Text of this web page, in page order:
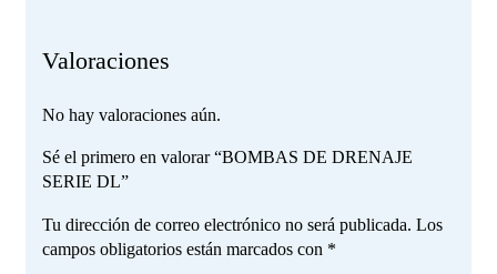
Valoraciones
No hay valoraciones aún.
Sé el primero en valorar “BOMBAS DE DRENAJE
SERIE DL”
Tu dirección de correo electrónico no será publicada. Los
campos obligatorios están marcados con *